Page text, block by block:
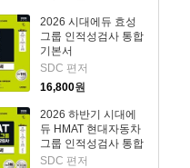
2026 시대에듀 효성
그룹 인적성검사 통합
기본서
SDC 편저
16,800원
2026 하반기 시대에
듀 HMAT 현대자동차
그룹 인적성검사 통합
기본서
SDC 편저